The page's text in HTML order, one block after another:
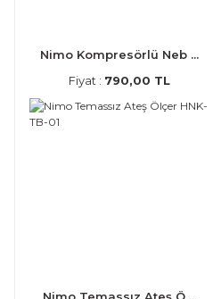
Nimo Kompresörlü Neb ...
Fiyat : 790,00 TL